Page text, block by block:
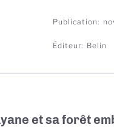
Publication
Éditeur Belin
et sa forêt